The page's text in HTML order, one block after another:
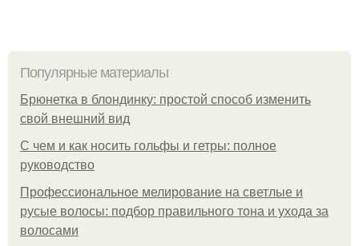
Популярные материалы
Брюнетка в блондинку: простой способ изменить
свой внешний вид
С чем и как носить гольфы и гетры: полное
руководство
Профессиональное мелирование на светлые и
русые волосы: подбор правильного тона и ухода за
волосами